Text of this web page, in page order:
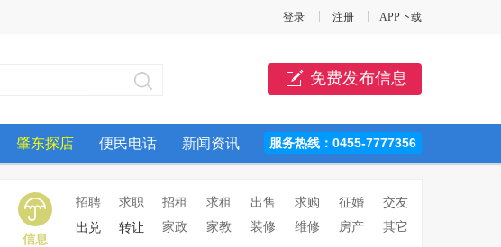
登录 注册 APP下载
免费发布信息
肇东探店 便民电话 新闻资讯 服务热线：0455-7777356
招聘 求职 招租 求租 出售 求购 征婚
交友
出兑
转让 家政 家教 装修 维修 房产 其它
信息